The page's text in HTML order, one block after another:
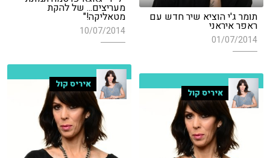
מעריצים... של להקת
מטאליקה!"
10/07/2014
תומר ג'י הוציא שיר חדש עם
ראפר איראני
01/07/2014
איריס קול
איריס קול